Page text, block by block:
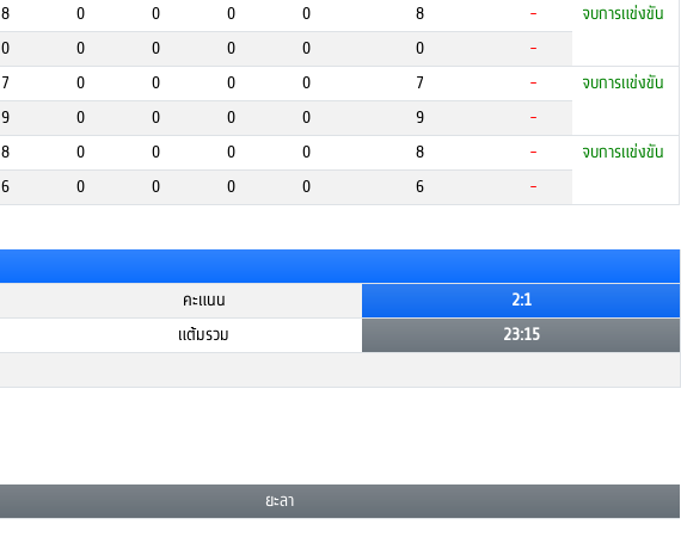
8 0 0 0 0 8 -
จบการแข่งขัน
0 0 0 0 0 0
-
7 0 0 0 0 7 -
จบการแข่งขัน
9 0 0 0 0 9
-
8 0 0 0 0 8 -
จบการแข่งขัน
6 0 0 0 0 6 -
คะแนน
2:1
แต้มรวม
23:15
ยะลา